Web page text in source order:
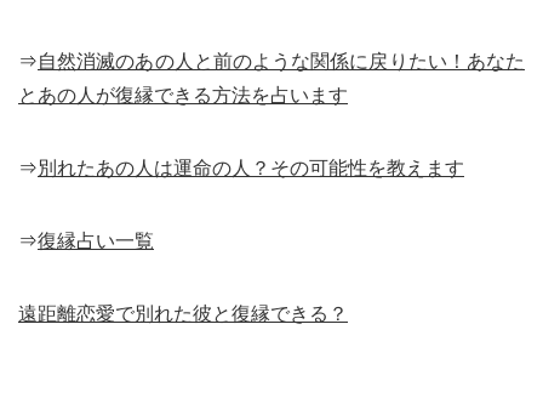
⇒自然消滅のあの人と前のような関係に戻りたい！あなた
とあの人が復縁できる方法を占います
⇒別れたあの人は運命の人？その可能性を教えます
⇒復縁占い一覧
遠距離恋愛で別れた彼と復縁できる？